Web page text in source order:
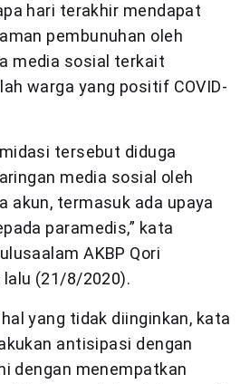
hari terakhir mendapat
pembunuhan oleh
media sosial terkait
warga yang positif COVID-
tersebut diduga
media sosial oleh
akun, termasuk ada upaya
paramedis,” kata
AKBP Qori
(21/8/2020).
yang tidak diinginkan, kata
antisipasi dengan
dengan menempatkan